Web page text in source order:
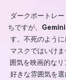
ダークポートレ
ちですが、 Gemini
す。不死のよう
マスクではいけ
囲気を映画的なリ
好きな雰囲気を